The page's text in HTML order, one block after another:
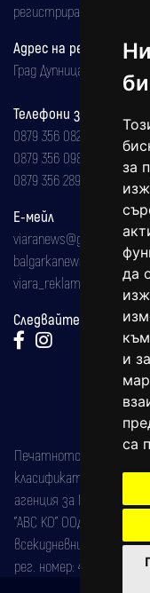
за
да
и
са
регистрирана на
Адрес на редакцията
Град Дупница, ул.''Христо
Телефони за реклама
0879 356 082
0879 356 098
0879 356 289
Е-мейл
viaranews@gmail.com
balgarkanews@gmail.com
viara_reklama@mail.bg
Следвайте ни:
Печатното издание на
класификатор на
агенция за ISSN) под
"АВС КО" ООД е
всекидневник на
рег. номер: 47857/